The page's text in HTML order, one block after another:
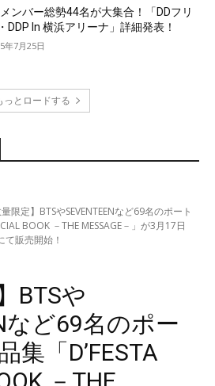
メンバー総勢44名が大集合！「DDフリ
DDP In 横浜アリーナ」詳細発表！
年7月25日
っとロードする